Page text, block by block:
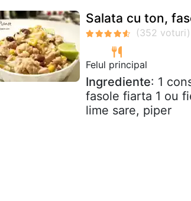
Salata cu ton,
Felul principal
Ingrediente: 1
fasole fiarta 1 ou
lime sare, piper